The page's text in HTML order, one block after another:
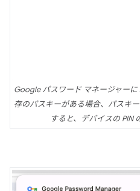
Google パスワード マネージャー
存のパスキーがある場合、パスキ
すると、デバイスの PIN